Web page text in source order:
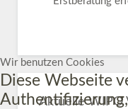
Aktuelle WIPO
Wir benutzen Cookies
Diese Webseite